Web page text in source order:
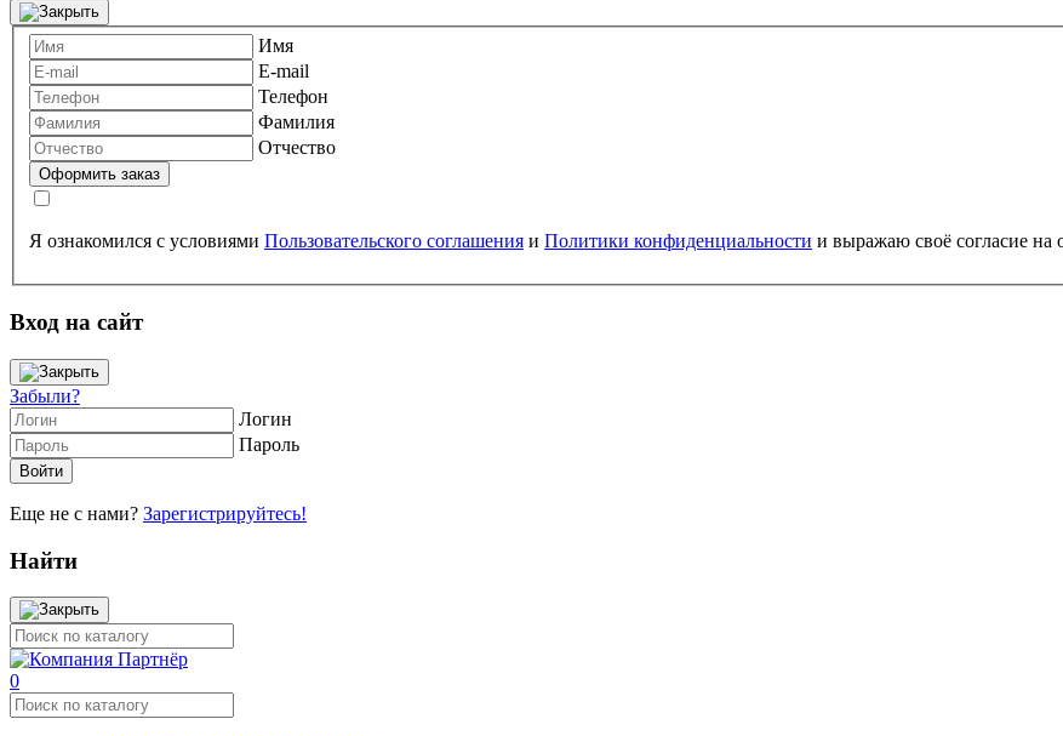
Имя
E-mail
Телефон
Фамилия
Отчество
Я ознакомился с условиями Пользовательского соглашения и Политики конфиденциальности и выражаю своё согласие
Вход на сайт
Забыли?
Логин
Пароль
Еще не с нами? Зарегистрируйтесь!
Найти
0